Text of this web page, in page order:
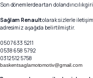
Son dönemlerde artan dolandırıcılık
Sağlam Renaultolarak sizlerle
adresimiz aşağıda belirtilmiştir.
0507 633 5211
0538 658 5792
0312 512 5758
baskentsaglamotomotiv@gmail.com